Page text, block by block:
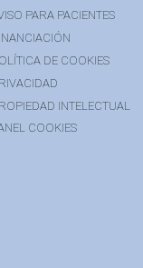
PARA PACIENTES
DE COOKIES
INTELECTUAL
COOKIES